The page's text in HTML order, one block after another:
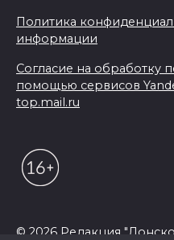
Политика
информации
Согласие на обработку
помощью сервисов
top.mail.ru
© 2026 Редакция